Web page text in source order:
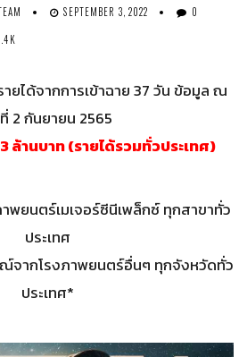
SEPTEMBER 3, 2022
0
ายได้จากการเข้าฉาย 37 วัน ข้อมูล ณ
2 กันยายน 2565
ล้านบาท (รายได้รวมทั่วประเทศ)
พยนตร์เมเจอร์ซีนีเพล็กซ์ ทุกสาขาทั่ว
ประเทศ
จากโรงภาพยนตร์อื่นๆ ทุกจังหวัดทั่ว
ประเทศ*